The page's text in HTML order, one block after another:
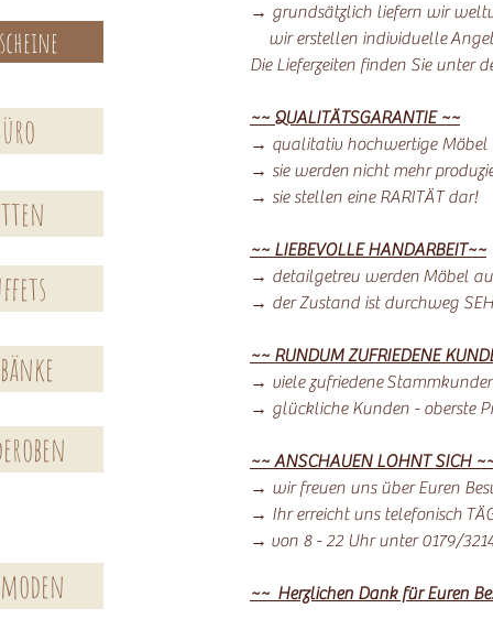
→ grundsätzlich liefern wir
wir erstellen individuelle
Die Lieferzeiten finden Sie unter
~~ QUALITÄTSGARANTIE ~~
→ qualitativ hochwertige Möbel
→ sie werden nicht mehr
→ sie stellen eine RARITÄT dar!
~~ LIEBEVOLLE HANDARBEIT~~
→ detailgetreu werden Möbel
→ der Zustand ist durchweg
~~ RUNDUM ZUFRIEDENE
→ viele zufriedene
→ glückliche Kunden - oberste
~~ ANSCHAUEN LOHNT SICH
→ wir freuen uns über Euren
→ Ihr erreicht uns telefonisch
→ von 8 - 22 Uhr unter 0179/
~~ Herzlichen Dank für Euren